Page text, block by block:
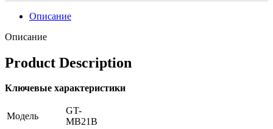
Описание
Описание
Product Description
Ключевые характеристики
Модель
GT-
МB21B